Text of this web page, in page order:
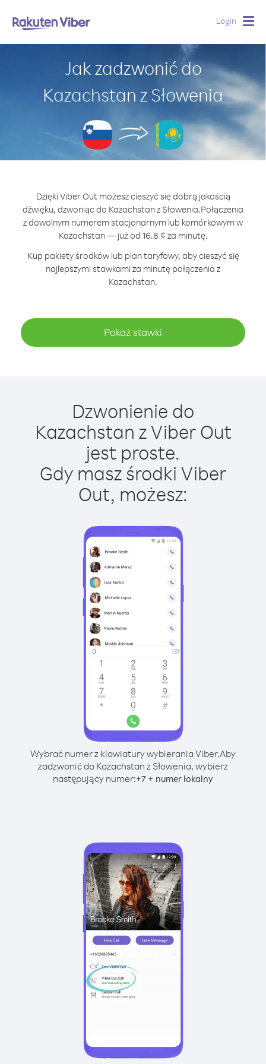
Login
Jak zadzwonić do
Kazachstan z Słowenia
Dzięki Viber Out możesz cieszyć się dobrą jakością
dźwięku, dzwoniąc do Kazachstan z Słowenia.Połączenia
z dowolnym numerem stacjonarnym lub komórkowym w
Kazachstan — już od 16.8 ¢ za minutę.
Kup pakiety środków lub plan taryfowy, aby cieszyć się
najlepszymi stawkami za minutę połączenia z
Kazachstan.
Pokaż stawki
Dzwonienie do
Kazachstan z Viber Out
jest proste.
Gdy masz środki Viber
Out, możesz:
Wybrać numer z klawiatury wybierania Viber.Aby
zadzwonić do Kazachstan z Słowenia, wybierz
następujący numer:+7 + numer lokalny